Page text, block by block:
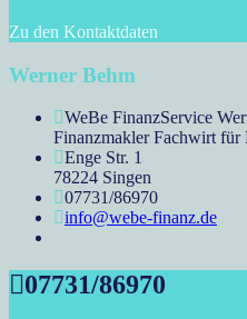
Zu den Kontaktdaten
Werner Behm
WeBe FinanzService
Finanzmakler Fachwirt
Enge Str. 1
78224 Singen
07731/86970
info@webe-finanz.de
07731/86970